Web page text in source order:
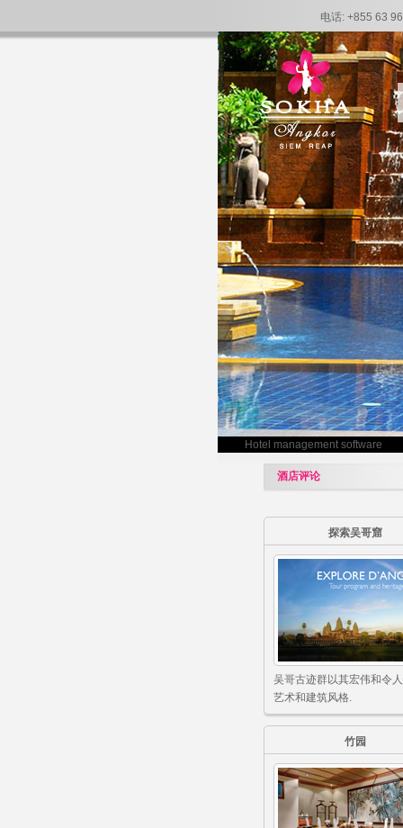
电话: +855 63
Hotel management software
酒店评论
探索吴哥窟
吴哥古迹群以其宏伟和令
艺术和建筑风格.
竹园